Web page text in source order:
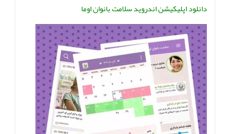
دانلود اپلیکیشن اندروید سلامت بانوان اوما